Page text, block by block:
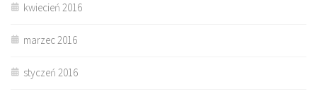
kwiecień 2016
marzec 2016
styczeń 2016